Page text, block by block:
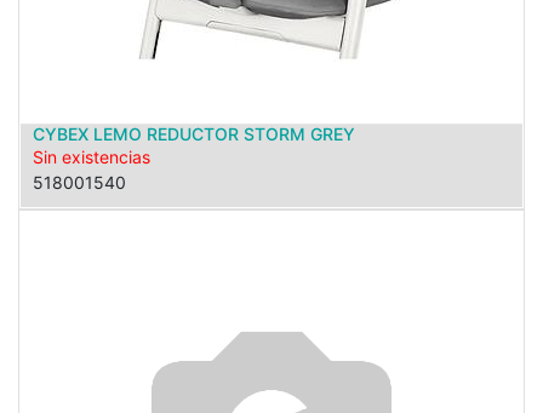
CYBEX LEMO REDUCTOR STORM GREY
Sin existencias
518001540